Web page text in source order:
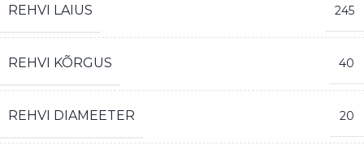
REHVI LAIUS 245
REHVI KÕRGUS 40
REHVI DIAMEETER 20